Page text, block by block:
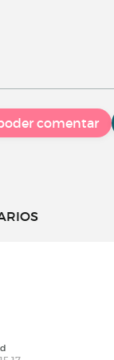
comentar